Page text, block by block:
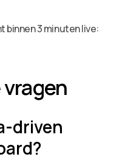
binnen 3 minuten live:
driven